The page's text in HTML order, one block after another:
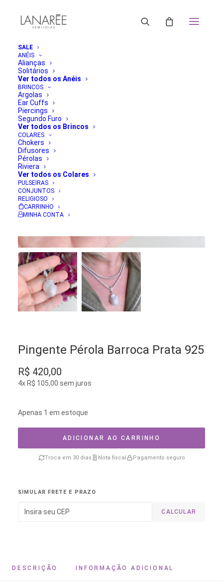
SALE
ANÉIS
Alianças
Solitários
Ver todos os Anéis
BRINCOS
Argolas
Ear Cuffs
Piercings
Segundo Furo
Ver todos os Brincos
COLARES
Chokers
Difusores
Pérolas
Riviera
Ver todos os Colares
PULSEIRAS
CONJUNTOS
RELIGIOSO
CARRINHO
MINHA CONTA
Pingente Pérola Barroca Prata 925
R$ 420,00
4x R$ 105,00 sem juros
Apenas 1 em estoque
ADICIONAR AO CARRINHO
Troca em 30 dias Nota fiscal Pagamento seguro
SIMULAR FRETE E PRAZO
CALCULAR
DESCRIÇÃO INFORMAÇÃO ADICIONAL